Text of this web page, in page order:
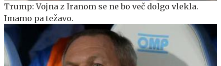
Trump: Vojna z Iranom se ne bo več dolgo vlekla.
Imamo pa težavo.